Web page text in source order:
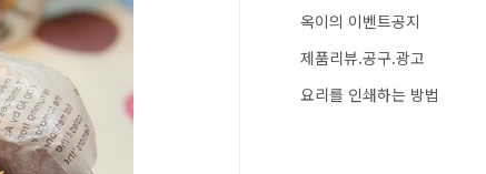
옥이의 이벤트공지
제품리뷰.공구.광고
요리를 인쇄하는 방법